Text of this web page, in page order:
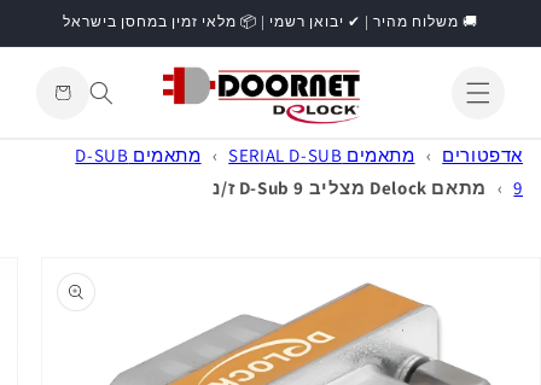
דילוג🚚 משלוח מהיר | ✔ יבואן רשמי | 📦 מלאי זמין במחסן בישראל
התחברות
קניות
אדפטורים › מתאמים SERIAL D-SUB ›
מתאמים D-SUB
9
› מתאם Delock מצליב D-Sub 9 ז/נ